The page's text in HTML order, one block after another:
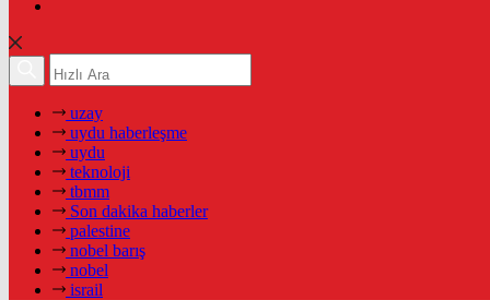
uzay
uydu haberleşme
uydu
teknoloji
tbmm
Son dakika haberler
palestine
nobel barış
nobel
israil